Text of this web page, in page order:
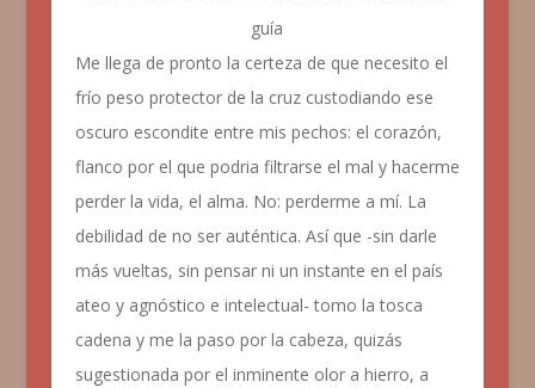
guía
Me llega de pronto la certeza de que necesito el
frío peso protector de la cruz custodiando ese
oscuro escondite entre mis pechos: el corazón,
flanco por el que podria filtrarse el mal y hacerme
perder la vida, el alma. No: perderme a mí. La
debilidad de no ser auténtica. Así que -sin darle
más vueltas, sin pensar ni un instante en el país
ateo y agnóstico e intelectual- tomo la tosca
cadena y me la paso por la cabeza, quizás
sugestionada por el inminente olor a hierro, a